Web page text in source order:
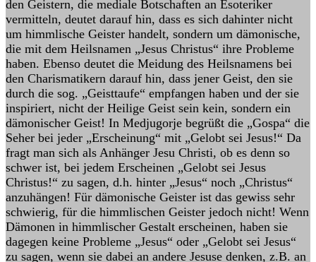
den Geistern, die mediale Botschaften an Esoteriker
vermitteln, deutet darauf hin, dass es sich dahinter nicht
um himmlische Geister handelt, sondern um dämonische,
die mit dem Heilsnamen „Jesus Christus“ ihre Probleme
haben. Ebenso deutet die Meidung des Heilsnamens bei
den Charismatikern darauf hin, dass jener Geist, den sie
durch die sog. „Geisttaufe“ empfangen haben und der sie
inspiriert, nicht der Heilige Geist sein kein, sondern ein
dämonischer Geist! In Medjugorje begrüßt die „Gospa“ die
Seher bei jeder „Erscheinung“ mit „Gelobt sei Jesus!“ Da
fragt man sich als Anhänger Jesu Christi, ob es denn so
schwer ist, bei jedem Erscheinen „Gelobt sei Jesus
Christus!“ zu sagen, d.h. hinter „Jesus“ noch „Christus“
anzuhängen! Für dämonische Geister ist das gewiss sehr
schwierig, für die himmlischen Geister jedoch nicht! Wenn
Dämonen in himmlischer Gestalt erscheinen, haben sie
dagegen keine Probleme „Jesus“ oder „Gelobt sei Jesus“
zu sagen, wenn sie dabei an andere Jesuse denken, z.B. an